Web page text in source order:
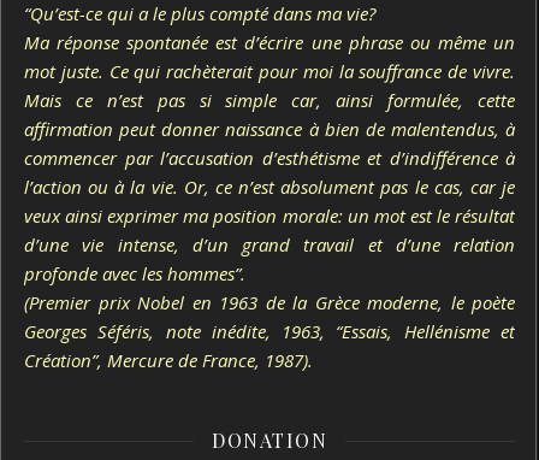
“Qu’est-ce qui a le plus compté dans ma vie?
Ma réponse spontanée est d’écrire une phrase ou même un
mot juste. Ce qui rachèterait pour moi la souffrance de vivre.
Mais ce n’est pas si simple car, ainsi formulée, cette
affirmation peut donner naissance à bien de malentendus, à
commencer par l’accusation d’esthétisme et d’indifférence à
l’action ou à la vie. Or, ce n’est absolument pas le cas, car je
veux ainsi exprimer ma position morale: un mot est le résultat
d’une vie intense, d’un grand travail et d’une relation
profonde avec les hommes”.
(Premier prix Nobel en 1963 de la Grèce moderne, le poète
Georges Séféris, note inédite, 1963, “Essais, Hellénisme et
Création”, Mercure de France, 1987).
DONATION